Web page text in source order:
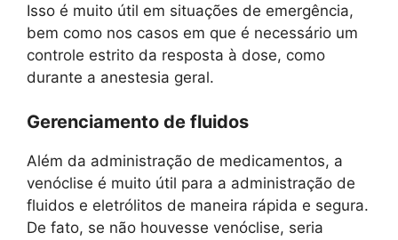
Isso é muito útil em situações de emergência,
bem como nos casos em que é necessário um
controle estrito da resposta à dose, como
durante a anestesia geral.
Gerenciamento de fluidos
Além da administração de medicamentos, a
venóclise é muito útil para a administração de
fluidos e eletrólitos de maneira rápida e segura.
De fato, se não houvesse venóclise, seria